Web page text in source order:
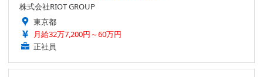
株式会社RIOT GROUP
東京都
月給32万7,200円～60万円
正社員